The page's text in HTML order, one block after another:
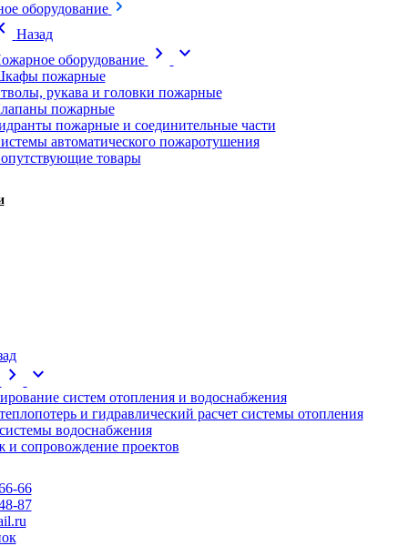
оборудование
Назад
оборудование
chevron_right expand_more
пожарные
рукава и головки пожарные
пожарные
пожарные и соединительные части
автоматического пожаротушения
товары
chevron_right expand_more
систем отопления и водоснабжения
и гидравлический расчет системы отопления
водоснабжения
и сопровождение проектов
66
87